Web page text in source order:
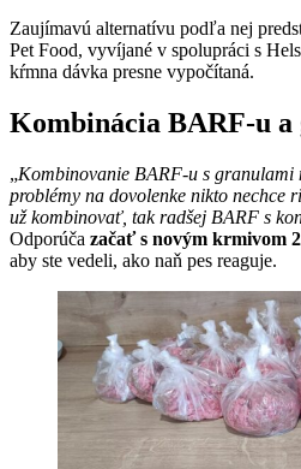
Zaujímavú alternatívu podľa nej
Pet Food, vyvíjané v spolupráci s
kŕmna dávka presne vypočítaná.
Kombinácia BARF-u a
„Kombinovanie BARF-u s granulami
problémy na dovolenke nikto nechce
už kombinovať, tak radšej BARF s
Odporúča začať s novým krmivom
aby ste vedeli, ako naň pes reaguje.